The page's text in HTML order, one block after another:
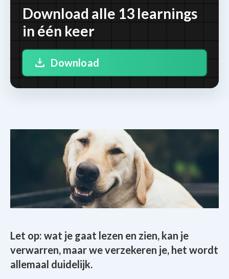
Download alle 13 learnings
in één keer
Download
Let op: wat je gaat lezen en zien, kan je
verwarren, maar we verzekeren je, het wordt
allemaal duidelijk.